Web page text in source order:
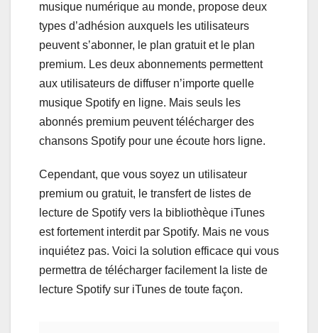
musique numérique au monde, propose deux
types d’adhésion auxquels les utilisateurs
peuvent s’abonner, le plan gratuit et le plan
premium. Les deux abonnements permettent
aux utilisateurs de diffuser n’importe quelle
musique Spotify en ligne. Mais seuls les
abonnés premium peuvent télécharger des
chansons Spotify pour une écoute hors ligne.
Cependant, que vous soyez un utilisateur
premium ou gratuit, le transfert de listes de
lecture de Spotify vers la bibliothèque iTunes
est fortement interdit par Spotify. Mais ne vous
inquiétez pas. Voici la solution efficace qui vous
permettra de télécharger facilement la liste de
lecture Spotify sur iTunes de toute façon.